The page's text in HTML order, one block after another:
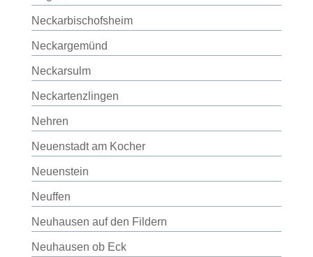
Neckarbischofsheim
Neckargemünd
Neckarsulm
Neckartenzlingen
Nehren
Neuenstadt am Kocher
Neuenstein
Neuffen
Neuhausen auf den Fildern
Neuhausen ob Eck